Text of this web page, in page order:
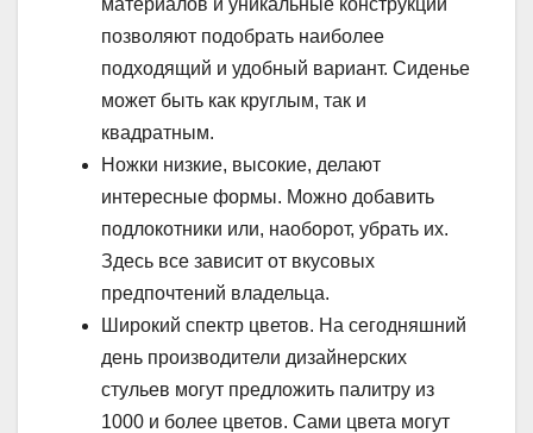
позволяют подобрать наиболее
подходящий и удобный вариант. Сиденье
может быть как круглым, так и
квадратным.
Ножки низкие, высокие, делают
интересные формы. Можно добавить
подлокотники или, наоборот, убрать их.
Здесь все зависит от вкусовых
предпочтений владельца.
Широкий спектр цветов. На сегодняшний
день производители дизайнерских
стульев могут предложить палитру из
1000 и более цветов. Сами цвета могут